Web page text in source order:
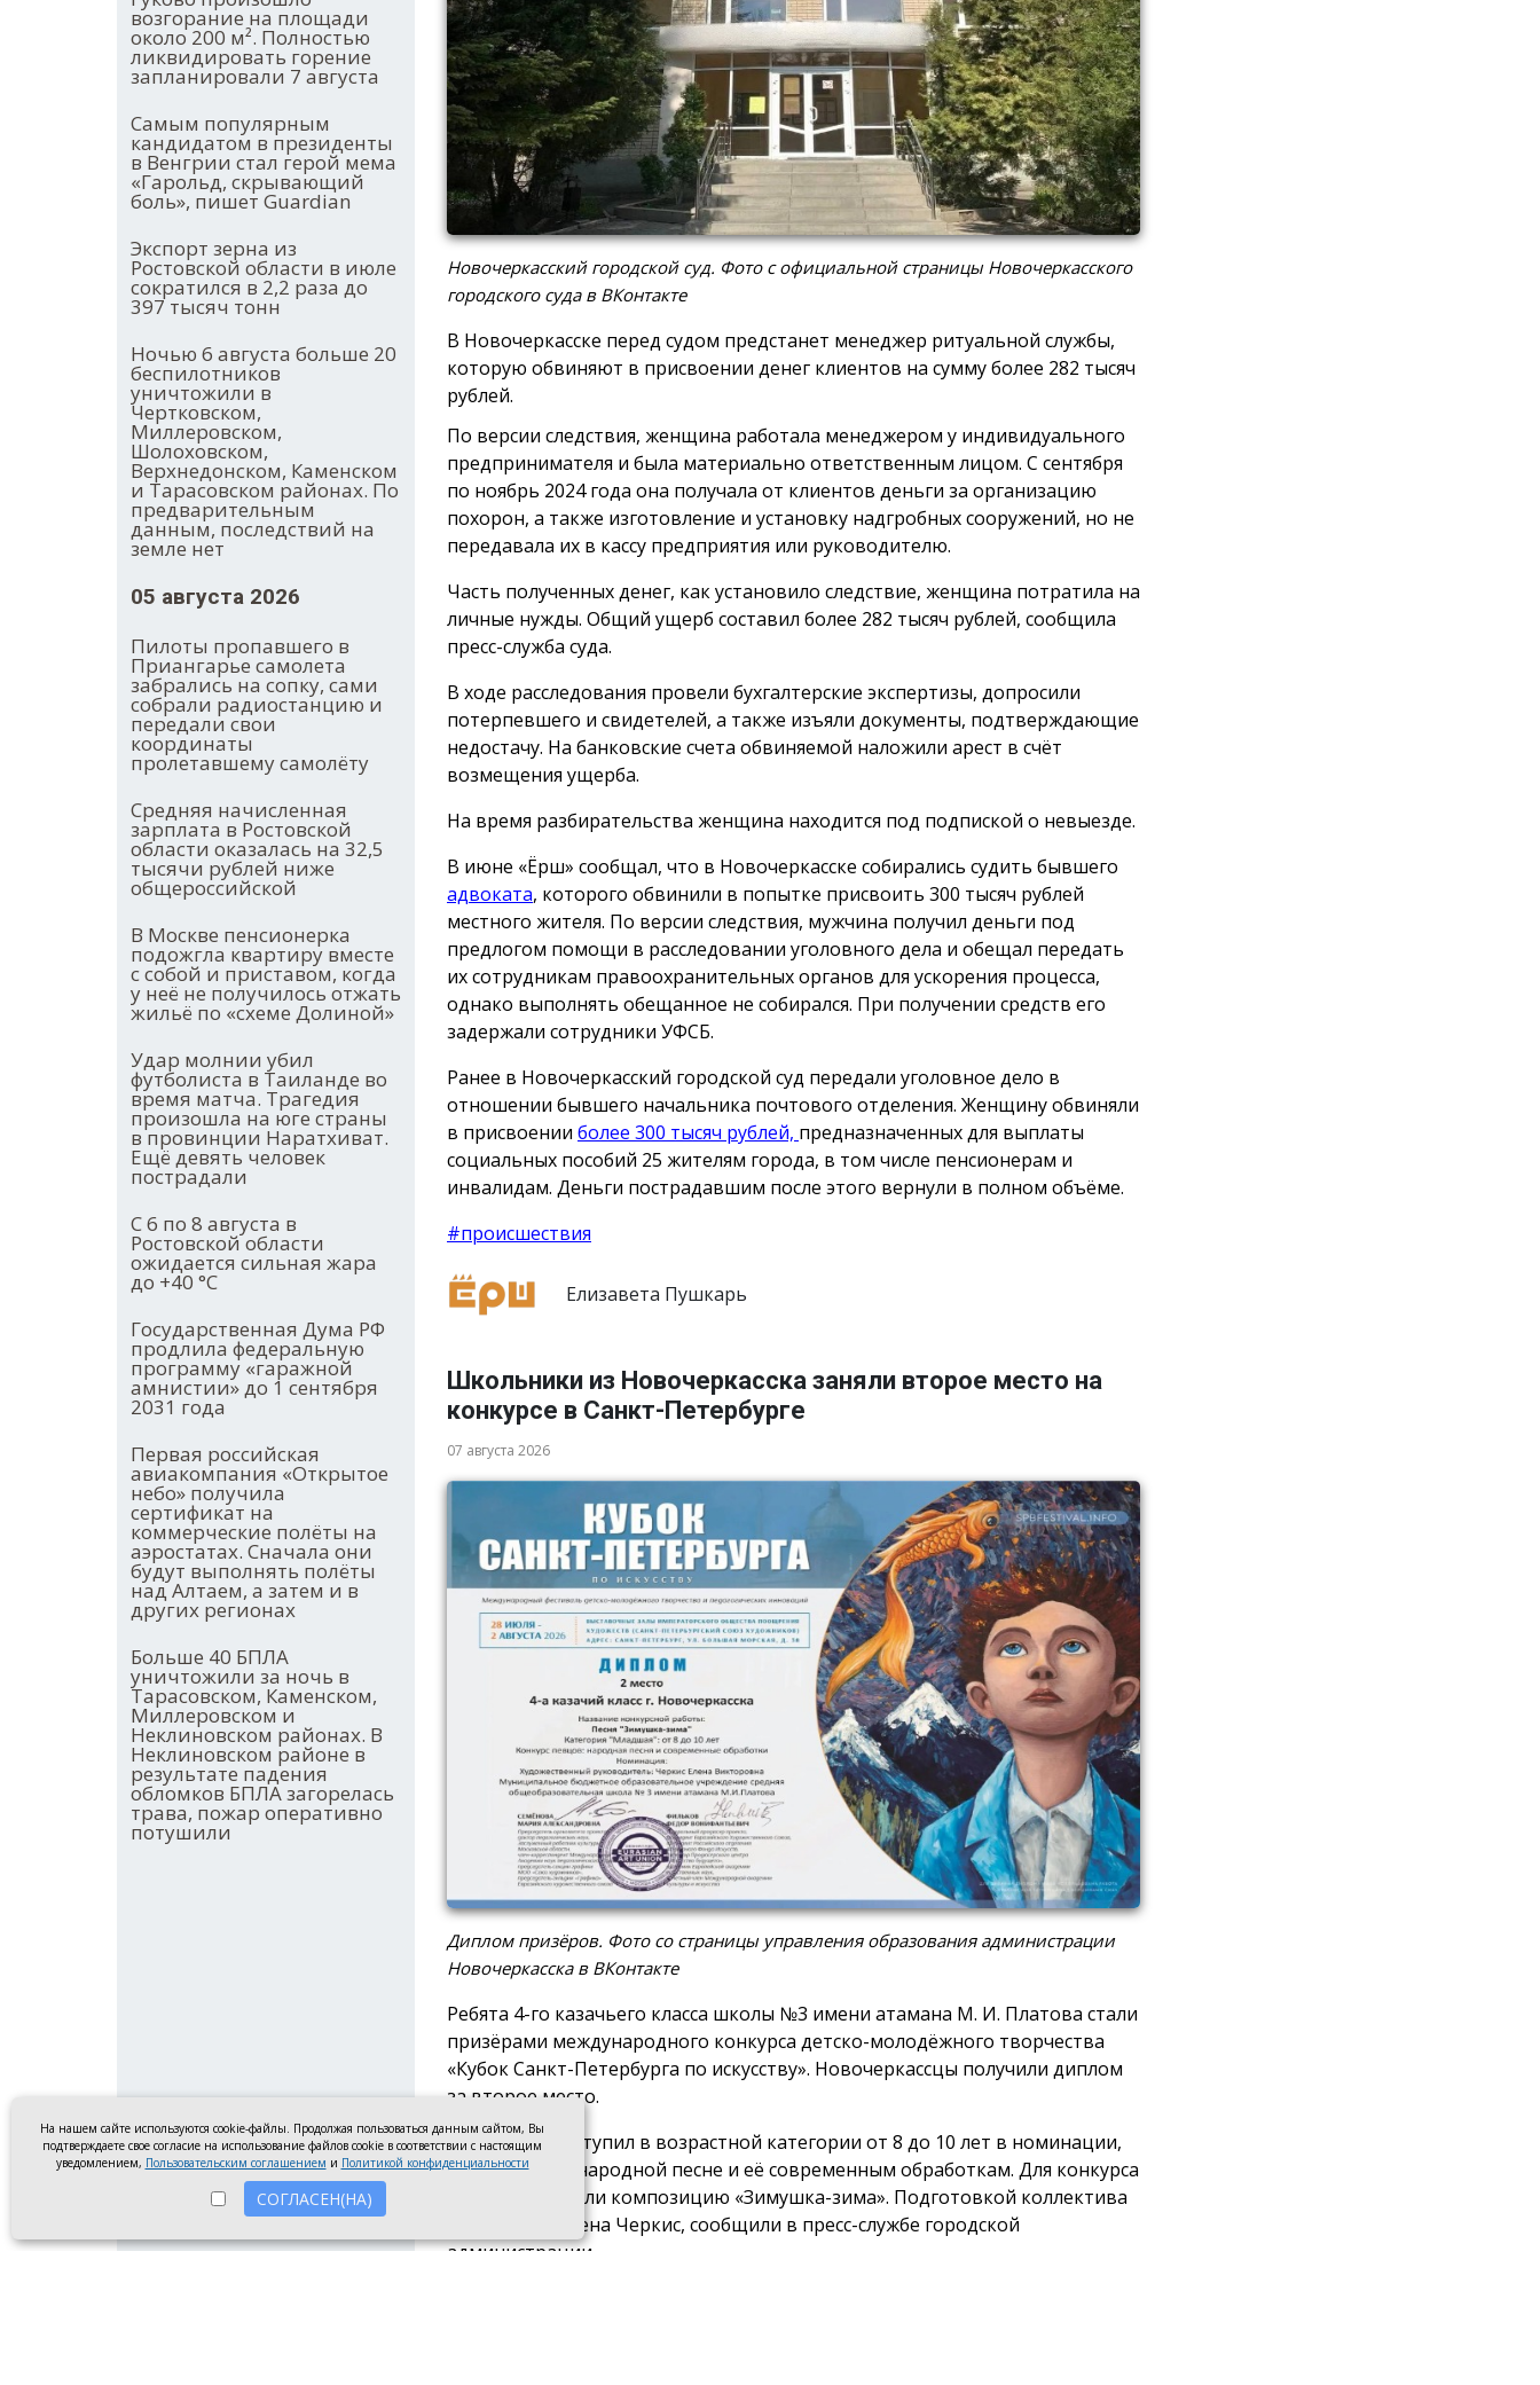
возгорание на площади
около 200 м². Полностью
ликвидировать горение
запланировали 7 августа
Самым популярным
кандидатом в президенты
в Венгрии стал герой мема
«Гарольд, скрывающий
боль», пишет Guardian
Экспорт зерна из
Ростовской области в июле
сократился в 2,2 раза до
397 тысяч тонн
Ночью 6 августа больше 20
беспилотников
уничтожили в
Чертковском,
Миллеровском,
Шолоховском,
Верхнедонском, Каменском
и Тарасовском районах. По
предварительным
данным, последствий на
земле нет
05 августа 2026
Пилоты пропавшего в
Приангарье самолета
забрались на сопку, сами
собрали радиостанцию и
передали свои
координаты
пролетавшему самолёту
Средняя начисленная
зарплата в Ростовской
области оказалась на 32,5
тысячи рублей ниже
общероссийской
В Москве пенсионерка
подожгла квартиру вместе
с собой и приставом, когда
у неё не получилось отжать
жильё по «схеме Долиной»
Удар молнии убил
футболиста в Таиланде во
время матча. Трагедия
произошла на юге страны
в провинции Наратхиват.
Ещё девять человек
пострадали
С 6 по 8 августа в
Ростовской области
ожидается сильная жара
до +40 °С
Государственная Дума РФ
продлила федеральную
программу «гаражной
амнистии» до 1 сентября
2031 года
Первая российская
авиакомпания «Открытое
небо» получила
сертификат на
коммерческие полёты на
аэростатах. Сначала они
будут выполнять полёты
над Алтаем, а затем и в
других регионах
Больше 40 БПЛА
уничтожили за ночь в
Тарасовском, Каменском,
Миллеровском и
Неклиновском районах. В
Неклиновском районе в
результате падения
обломков БПЛА загорелась
трава, пожар оперативно
потушили
Новочеркасский городской суд. Фото с официальной страницы Новочеркасского
городского суда в ВКонтакте
В Новочеркасске перед судом предстанет менеджер ритуальной службы,
которую обвиняют в присвоении денег клиентов на сумму более 282 тысяч
рублей.
По версии следствия, женщина работала менеджером у индивидуального
предпринимателя и была материально ответственным лицом. С сентября
по ноябрь 2024 года она получала от клиентов деньги за организацию
похорон, а также изготовление и установку надгробных сооружений, но не
передавала их в кассу предприятия или руководителю.
Часть полученных денег, как установило следствие, женщина потратила на
личные нужды. Общий ущерб составил более 282 тысяч рублей, сообщила
пресс-служба суда.
В ходе расследования провели бухгалтерские экспертизы, допросили
потерпевшего и свидетелей, а также изъяли документы, подтверждающие
недостачу. На банковские счета обвиняемой наложили арест в счёт
возмещения ущерба.
На время разбирательства женщина находится под подпиской о невыезде.
В июне «Ёрш» сообщал, что в Новочеркасске собирались судить бывшего
адвоката, которого обвинили в попытке присвоить 300 тысяч рублей
местного жителя. По версии следствия, мужчина получил деньги под
предлогом помощи в расследовании уголовного дела и обещал передать
их сотрудникам правоохранительных органов для ускорения процесса,
однако выполнять обещанное не собирался. При получении средств его
задержали сотрудники УФСБ.
Ранее в Новочеркасский городской суд передали уголовное дело в
отношении бывшего начальника почтового отделения. Женщину обвиняли
в присвоении более 300 тысяч рублей, предназначенных для выплаты
социальных пособий 25 жителям города, в том числе пенсионерам и
инвалидам. Деньги пострадавшим после этого вернули в полном объёме.
#происшествия
Елизавета Пушкарь
Школьники из Новочеркасска заняли второе место на
конкурсе в Санкт-Петербурге
07 августа 2026
Диплом призёров. Фото со страницы управления образования администрации
Новочеркасска в ВКонтакте
Ребята 4-го казачьего класса школы №3 имени атамана М. И. Платова стали
призёрами международного конкурса детско-молодёжного творчества
«Кубок Санкт-Петербурга по искусству». Новочеркассцы получили диплом
за второе место.
Коллектив выступил в возрастной категории от 8 до 10 лет в номинации,
посвящённой народной песне и её современным обработкам. Для конкурса
они подготовили композицию «Зимушка-зима». Подготовкой коллектива
занималась Елена Черкис, сообщили в пресс-службе городской
администрации.
На нашем сайте используются cookie-файлы. Продолжая пользоваться данным сайтом, Вы
подтверждаете свое согласие на использование файлов cookie в соответствии с настоящим
уведомлением, Пользовательским соглашением и Политикой конфиденциальности
СОГЛАСЕН(НА)